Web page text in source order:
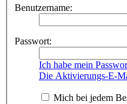
Benutzername:
Passwort:
Ich habe mein
Die Aktivierungs-E-
Mich bei jedem